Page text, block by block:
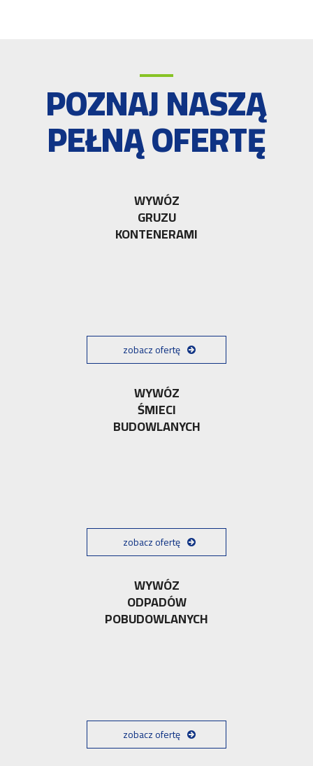
POZNAJ NASZĄ
PEŁNĄ OFERTĘ
WYWÓZ
GRUZU
KONTENERAMI
zobacz ofertę
WYWÓZ
ŚMIECI
BUDOWLANYCH
zobacz ofertę
WYWÓZ
ODPADÓW
POBUDOWLANYCH
zobacz ofertę